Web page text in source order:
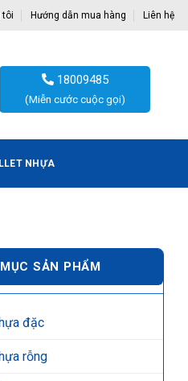
tôi Hướng dẫn mua hàng Liên hệ
18009485
(Miễn cước cuộc gọi)
NHỰA
SẢN PHẨM
đặc
rỗng